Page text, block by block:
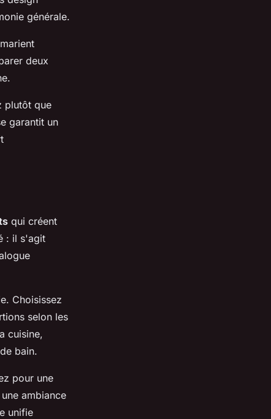
générale.
deux
plutôt que
garantit un
qui créent
: il s'agit
Choisissez
selon les
cuisine,
bain.
pour une
ambiance
unifie